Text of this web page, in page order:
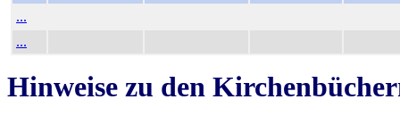
...
...
Hinweise zu den